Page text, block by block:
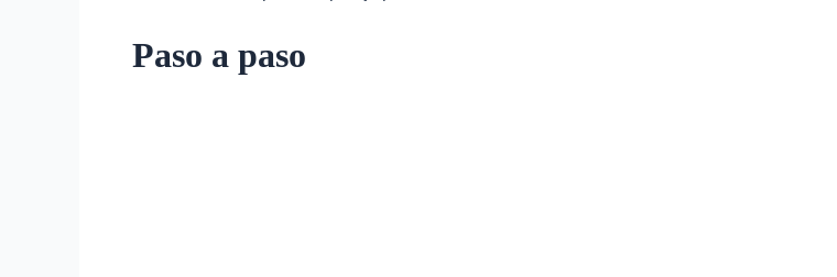
Paso a paso